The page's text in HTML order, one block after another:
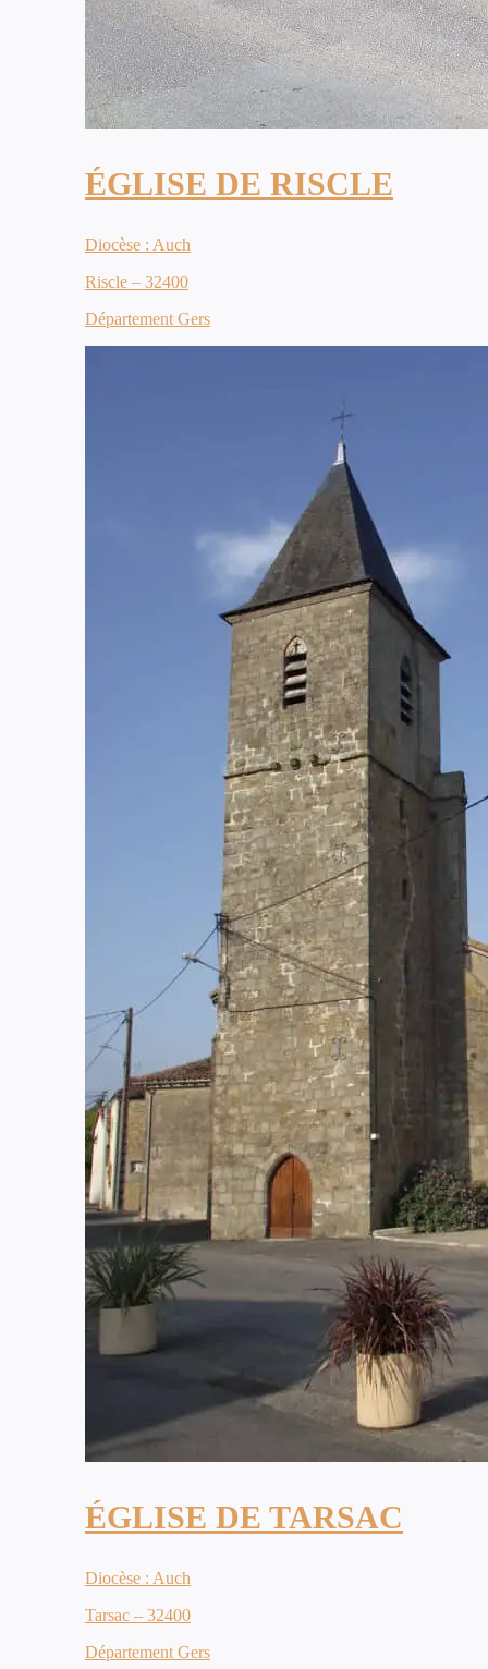
ÉGLISE DE RISCLE
Diocèse : Auch
Riscle – 32400
Département Gers
ÉGLISE DE TARSAC
Diocèse : Auch
Tarsac – 32400
Département Gers